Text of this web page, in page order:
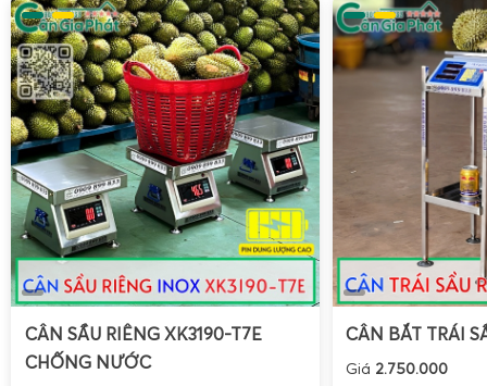
CÂN SẦU RIÊNG XK3190-T7E
CHỐNG NƯỚC
CÂN BẮT TRÁI
Giá 2.750.000